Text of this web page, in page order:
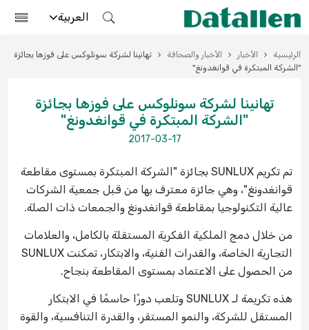
العربية
الرئيسية الأخبار الأخبار والصحافة
تهانينا لشركة سونلوكس على فوزها بجائزة
"الشركة المبتكرة في قوانغدونغ"
تهانينا لشركة سونلوكس على فوزها بجائزة
"الشركة المبتكرة في قوانغدونغ"
2017-03-17
تم تكريم SUNLUX بجائزة "الشركة المبتكرة بمستوى مقاطعة
قوانغدونغ"، وهي جائزة معترف بها من قبل جمعية الشركات
عالية التكنولوجيا بمقاطعة قوانغدونغ والجمعات ذات الصلة.
من خلال دمج الملكية الفكرية المستقلة بالكامل، والعلامات
التجارية الخاصة، والقدرات الفنية، والابتكار، تمكنت SUNLUX
من الحصول على الاعتماد بمستوى المقاطعة بنجاح.
هذه تكريمة لـ SUNLUX وتلعب دورًا حاسمًا في الابتكار
المستقل للشركة، والنمو المستقر، والقدرة التنافسية، والقوة